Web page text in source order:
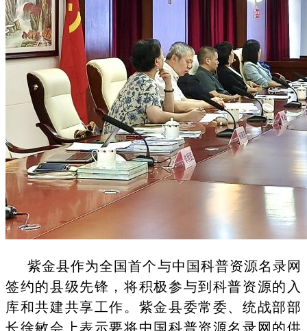
紫金县作为全国首个与中国科普资源名录网
签约的县级先锋，将积极参与到科普资源的入
库和共建共享工作。紫金县委常委、统战部部
长徐敏会上表示要将中国科普资源名录网的供